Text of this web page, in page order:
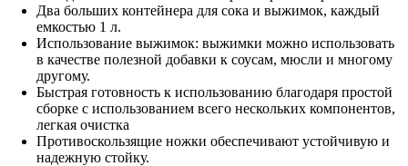
Два больших контейнера для сока и выжимок, каждый
емкостью 1 л.
Использование выжимок: выжимки можно использовать
в качестве полезной добавки к соусам, мюсли и многому
другому.
Быстрая готовность к использованию благодаря простой
сборке с использованием всего нескольких компонентов,
легкая очистка
Противоскользящие ножки обеспечивают устойчивую и
надежную стойку.